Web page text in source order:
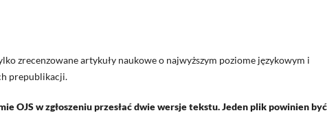
zrecenzowane artykuły naukowe o najwyższym poziome językowym i
prepublikacji.
OJS w zgłoszeniu przesłać dwie wersje tekstu. Jeden plik powinien być